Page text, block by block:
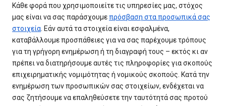
Κάθε φορά που χρησιμοποιείτε τις υπηρεσίες μας, στόχος
μας είναι να σας παράσχουμεπρόσβαση στα προσωπικά σας
στοιχεία. Εάν αυτά τα στοιχεία είναι εσφαλμένα,
καταβάλλουμε προσπάθειες για να σας παρέχουμε τρόπους
για τη γρήγορη ενημέρωση ή τη διαγραφή τους – εκτός κι αν
πρέπει να διατηρήσουμε αυτές τις πληροφορίες για σκοπούς
επιχειρηματικής νομιμότητας ή νομικούς σκοπούς. Κατά την
ενημέρωση των προσωπικών σας στοιχείων, ενδέχεται να
σας ζητήσουμε να επαληθεύσετε την ταυτότητά σας προτού